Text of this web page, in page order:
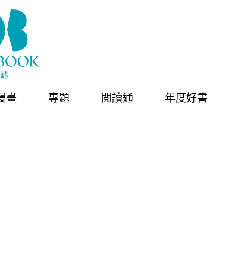
畫 專題 閱讀通 年度好書